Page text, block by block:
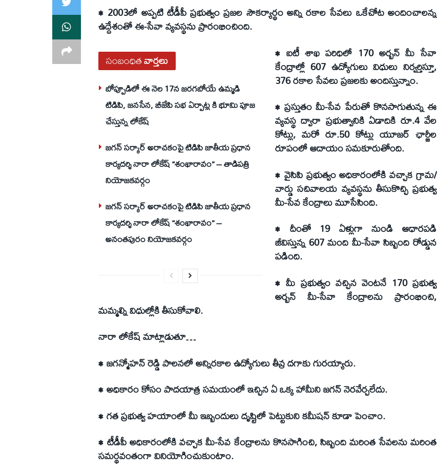
• 2003లో అప్పటి టీడీపీ ప్రభుత్వం ప్రజల సౌకర్యార్థం అన్ని రకాల సేవలు ఒకేచోట అందించాలన్న
ఉద్దేశంతో ఈ-సేవా వ్యవస్థను ప్రారంభించింది.
సంబంధితవార్తలు
బోప్పూడిలో ఈ నెల 17న జరగబోయే ఉమ్మడి
టిడిపి, జనసేన, బీజేపి సభ ఏర్పాట్ల కి భూమి పూజ
చేస్తున్న లోకేష్
జగన్ సర్కార్ అరాచకంపై టిడిపి జాతీయ ప్రధాన
కార్యదర్శి నారా లోకేష్ “శంఖారావం” – తాడిపత్రి
నియోజకవర్గం
జగన్ సర్కార్ అరాచకంపై టిడిపి జాతీయ ప్రధాన
కార్యదర్శి నారా లోకేష్ “శంఖారావం” –
అనంతపురం నియోజకవర్గం
• ఐటీ శాఖ పరిధిలో 170 అర్బన్ మీ సేవా
కేంద్రాల్లో 607 ఉద్యోగులు విధులు నిర్వర్తిస్తూ,
376 రకాల సేవలు ప్రజలకు అందిస్తున్నాం.
• ప్రస్తుతం మీ-సేవ పేరుతో కొనసాగుతున్న ఈ
వ్యవస్థ ద్వారా ప్రభుత్వానికి ఏడాదికి రూ.4 వేల
కోట్లు, మరో రూ.50 కోట్లు యూజర్ ఛార్జీల
రూపంలో ఆదాయం సమకూరుతోంది.
• వైసిపి ప్రభుత్వం అధికారంలోకి వచ్చాక గ్రామ/
వార్డు సచివాలయ వ్యవస్థను తీసుకొచ్చి ప్రభుత్వ
మీ-సేవ కేంద్రాలు మూసేసింది.
• దీంతో 19 ఏళ్లుగా నుండి ఆధారపడి
జీవిస్తున్న 607 మంది మీ-సేవా సిబ్బంది రోడ్డున
పడింది.
• మీ ప్రభుత్వం వచ్చిన వెంటనే 170 ప్రభుత్వ
అర్బన్ మీ-సేవా కేంద్రాలను ప్రారంభించి,
మమ్మల్ని విధుల్లోకి తీసుకోవాలి.
నారా లోకేష్ మాట్లాడుతూ…
• జగన్మోహన్ రెడ్డి పాలనలో అన్నిరకాల ఉద్యోగులు తీవ్ర దగాకు గురయ్యారు.
• అధికారం కోసం పాదయాత్ర సమయంలో ఇచ్చిన ఏ ఒక్క హామీని జగన్ నెరవేర్చలేదు.
• గత ప్రభుత్వ హయాంలో మీ ఇబ్బందులు దృష్టిలో పెట్టుకుని కమీషన్ కూడా పెంచాం.
• టీడీపీ అధికారంలోకి వచ్చాక మీ-సేవ కేంద్రాలను కొనసాగించి, సిబ్బంది మరింత సేవలను మరింత
సమర్థవంతంగా వినియోగించుకుంటాం.